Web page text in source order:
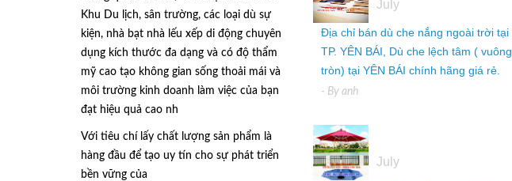
Khu Du lịch, sân trường, các loại dù sự
kiện, nhà bạt nhà lếu xếp di động chuyên
dụng kích thước đa dạng và có độ thẩm
mỹ cao tạo không gian sống thoải mái và
môi trường kinh doanh làm việc của bạn
đạt hiệu quả cao nh
Với tiêu chí lấy chất lượng sản phẩm là
hàng đầu để tạo uy tín cho sự phát triển
bền vững của
July
Địa chỉ bán dù che nắng ngoài trời tại
TP. YÊN BÁI, Dù che lệch tâm ( vuông
tròn) tại YÊN BÁI chính hãng giá rẻ.
- By anh
July